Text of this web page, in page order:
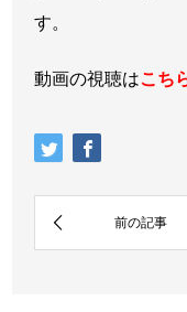
す。
動画の視聴はこち